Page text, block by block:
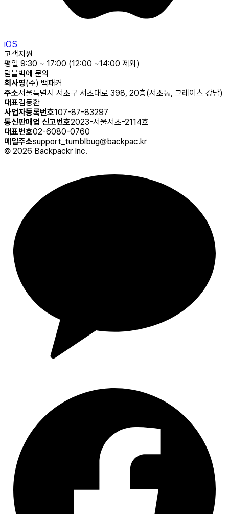
iOS
고객지원
평일 9:30 ~ 17:00 (12:00 ~14:00 제외)
텀블벅에 문의
회사명(주) 백패커
주소서울특별시 서초구 서초대로 398, 20층(서초동, 그레이츠 강남)
대표김동환
사업자등록번호107-87-83297
통신판매업 신고번호2023-서울서초-2114호
대표번호02-6080-0760
메일주소support_tumblbug@backpac.kr
© 2026 Backpackr Inc.